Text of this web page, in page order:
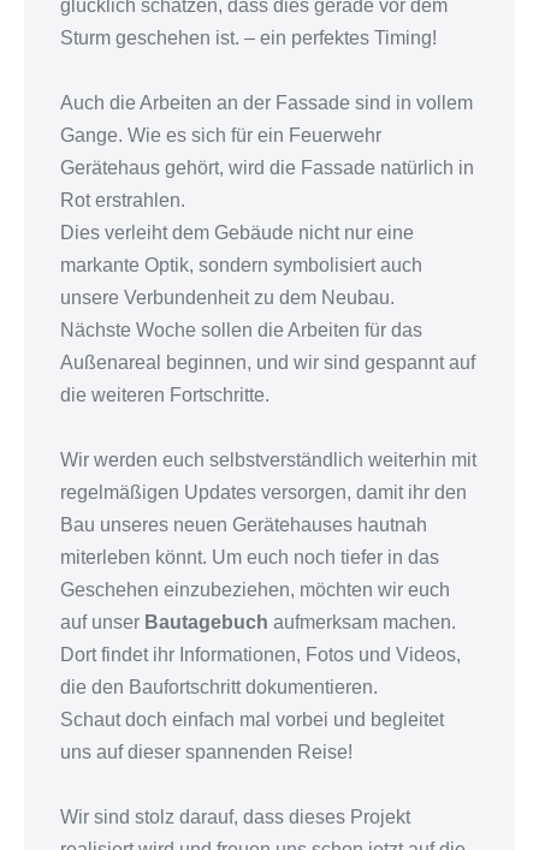
glücklich schätzen, dass dies gerade vor dem
Sturm geschehen ist. – ein perfektes Timing!
Auch die Arbeiten an der Fassade sind in vollem
Gange. Wie es sich für ein Feuerwehr
Gerätehaus gehört, wird die Fassade natürlich in
Rot erstrahlen.
Dies verleiht dem Gebäude nicht nur eine
markante Optik, sondern symbolisiert auch
unsere Verbundenheit zu dem Neubau.
Nächste Woche sollen die Arbeiten für das
Außenareal beginnen, und wir sind gespannt auf
die weiteren Fortschritte.
Wir werden euch selbstverständlich weiterhin mit
regelmäßigen Updates versorgen, damit ihr den
Bau unseres neuen Gerätehauses hautnah
miterleben könnt. Um euch noch tiefer in das
Geschehen einzubeziehen, möchten wir euch
auf unser Bautagebuch aufmerksam machen.
Dort findet ihr Informationen, Fotos und Videos,
die den Baufortschritt dokumentieren.
Schaut doch einfach mal vorbei und begleitet
uns auf dieser spannenden Reise!
Wir sind stolz darauf, dass dieses Projekt